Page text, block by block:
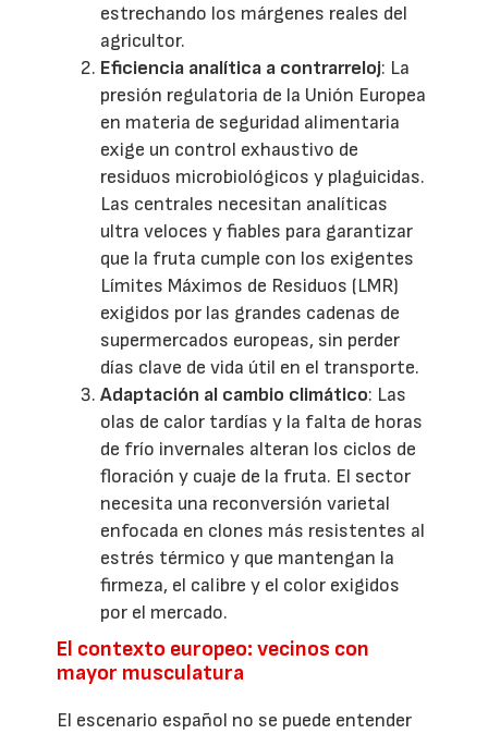
estrechando los márgenes reales del
agricultor.
Eficiencia analítica a contrarreloj: La
presión regulatoria de la Unión Europea
en materia de seguridad alimentaria
exige un control exhaustivo de
residuos microbiológicos y plaguicidas.
Las centrales necesitan analíticas
ultra veloces y fiables para garantizar
que la fruta cumple con los exigentes
Límites Máximos de Residuos (LMR)
exigidos por las grandes cadenas de
supermercados europeas, sin perder
días clave de vida útil en el transporte.
Adaptación al cambio climático: Las
olas de calor tardías y la falta de horas
de frío invernales alteran los ciclos de
floración y cuaje de la fruta. El sector
necesita una reconversión varietal
enfocada en clones más resistentes al
estrés térmico y que mantengan la
firmeza, el calibre y el color exigidos
por el mercado.
El contexto europeo: vecinos con
mayor musculatura
El escenario español no se puede entender